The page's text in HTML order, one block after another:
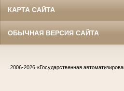
КАРТА САЙТА
ОБЫЧНАЯ ВЕРСИЯ САЙТА
2006-2026 «Государственная